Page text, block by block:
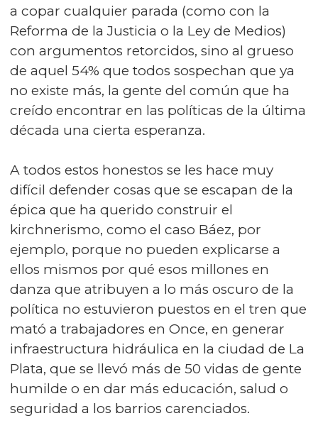
a copar cualquier parada (como con la
Reforma de la Justicia o la Ley de Medios)
con argumentos retorcidos, sino al grueso
de aquel 54% que todos sospechan que ya
no existe más, la gente del común que ha
creído encontrar en las políticas de la última
década una cierta esperanza.
A todos estos honestos se les hace muy
difícil defender cosas que se escapan de la
épica que ha querido construir el
kirchnerismo, como el caso Báez, por
ejemplo, porque no pueden explicarse a
ellos mismos por qué esos millones en
danza que atribuyen a lo más oscuro de la
política no estuvieron puestos en el tren que
mató a trabajadores en Once, en generar
infraestructura hidráulica en la ciudad de La
Plata, que se llevó más de 50 vidas de gente
humilde o en dar más educación, salud o
seguridad a los barrios carenciados.